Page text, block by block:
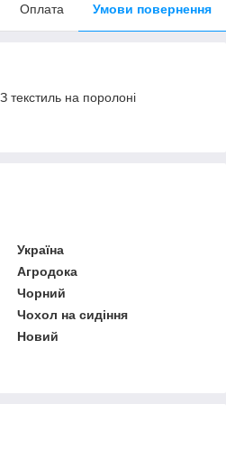
Оплата Умови повернення
на поролоні
Україна
Агродока
Чорний
Чохол на сидіння
Новий